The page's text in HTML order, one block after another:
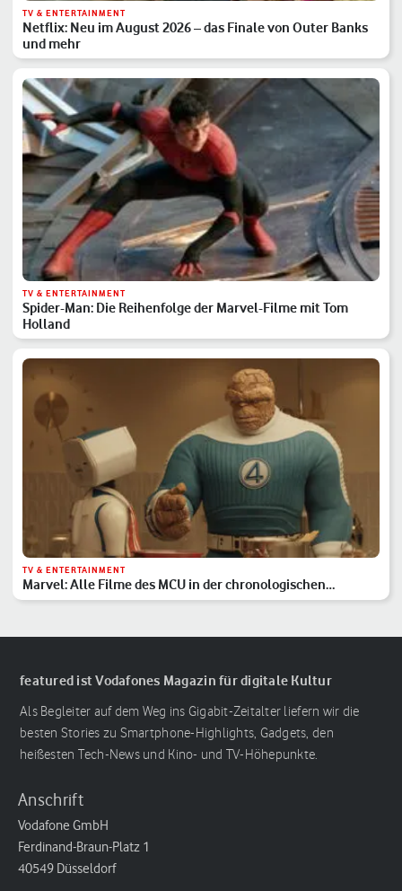
TV & ENTERTAINMENT
Netflix: Neu im August 2026 – das Finale von Outer Banks
und mehr
TV & ENTERTAINMENT
Spider-Man: Die Reihenfolge der Marvel-Filme mit Tom
Holland
TV & ENTERTAINMENT
Marvel: Alle Filme des MCU in der chronologischen
Reihenfolge
featured ist Vodafones Magazin für digitale Kultur
Als Begleiter auf dem Weg ins Gigabit-Zeitalter liefern wir die
besten Stories zu Smartphone-Highlights, Gadgets, den
heißesten Tech-News und Kino- und TV-Höhepunkte.
Anschrift
Vodafone GmbH
Ferdinand-Braun-Platz 1
40549 Düsseldorf